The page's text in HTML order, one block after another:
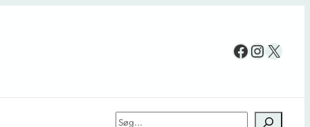
Facebook
X
Søg